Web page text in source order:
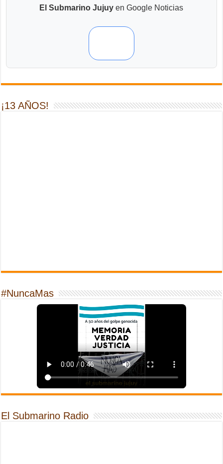
El Submarino Jujuy en Google Noticias
¡13 AÑOS!
#NuncaMas
El Submarino Radio